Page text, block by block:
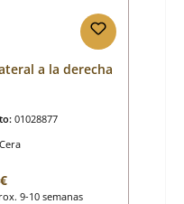
a la derecha
01028877
Cera
9-10 semanas